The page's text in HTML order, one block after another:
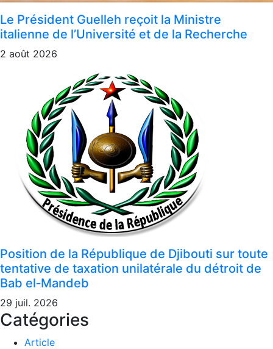
Le Président Guelleh reçoit la Ministre
italienne de l’Université et de la Recherche
2 août 2026
Position de la République de Djibouti sur toute
tentative de taxation unilatérale du détroit de
Bab el‑Mandeb
29 juil. 2026
Catégories
Article